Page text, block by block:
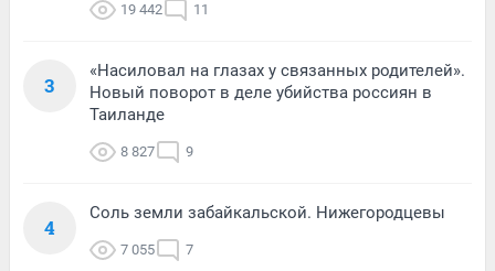
19 442 11
3
«Насиловал на глазах у связанных родителей».
Новый поворот в деле убийства россиян в
Таиланде
8 827 9
4
Соль земли забайкальской. Нижегородцевы
7 055 7